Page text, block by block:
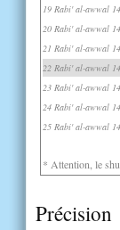
19 Rabi' al-awwal
20 Rabi' al-awwal
21 Rabi' al-awwal
22 Rabi' al-awwal
23 Rabi' al-awwal
24 Rabi' al-awwal
25 Rabi' al-awwal
* Attention, le
Précision